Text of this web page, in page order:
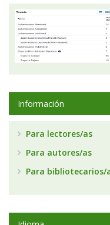
Información
Para lectores/as
Para autores/as
Para bibliotecarios/